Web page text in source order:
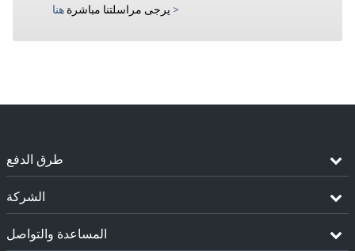
يرجى مراسلتنا مباشرة هنا >
طرق الدفع
الشركة
المساعدة والتواصل